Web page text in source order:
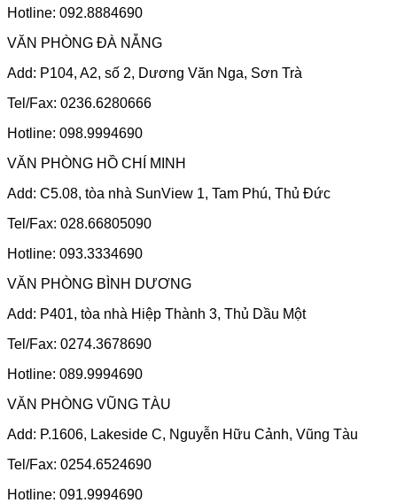
Hotline: 092.8884690
VĂN PHÒNG ĐÀ NẴNG
Add: P104, A2, số 2, Dương Văn Nga, Sơn Trà
Tel/Fax: 0236.6280666
Hotline: 098.9994690
VĂN PHÒNG HỒ CHÍ MINH
Add: C5.08, tòa nhà SunView 1, Tam Phú, Thủ Đức
Tel/Fax: 028.66805090
Hotline: 093.3334690
VĂN PHÒNG BÌNH DƯƠNG
Add: P401, tòa nhà Hiệp Thành 3, Thủ Dầu Một
Tel/Fax: 0274.3678690
Hotline: 089.9994690
VĂN PHÒNG VŨNG TÀU
Add: P.1606, Lakeside C, Nguyễn Hữu Cảnh, Vũng Tàu
Tel/Fax: 0254.6524690
Hotline: 091.9994690